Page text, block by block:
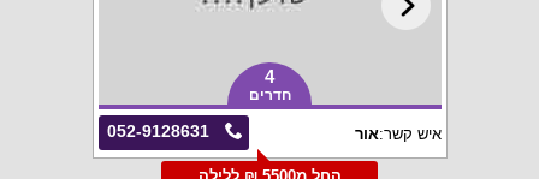
4
חדרים
052-9128631 איש קשר:אור